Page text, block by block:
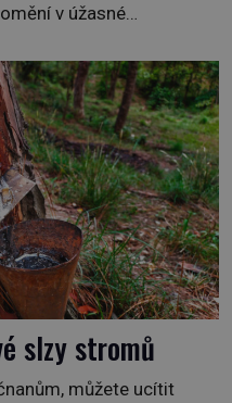
v úžasné
Luxembourg přichází s
dokáže dopravit ze
slzy stromů
můžete ucítit